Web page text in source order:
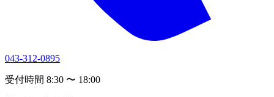
043-312-0895
受付時間 8:30 〜 18:00